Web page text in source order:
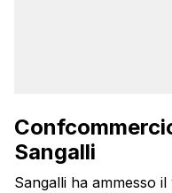
Sangalli
Sangalli ha ammesso